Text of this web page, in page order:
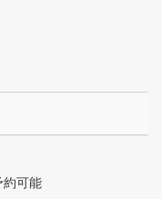
可能